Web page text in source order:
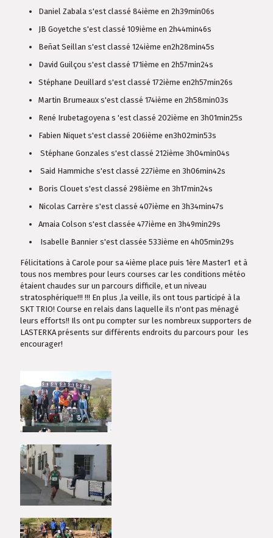
Daniel Zabala s'est classé 84ième en 2h39min06s
JB Goyetche s'est classé 109ième en 2h44min46s
Beñat Seillan s'est classé 124ième en2h28min45s
David Guilçou s'est classé 171ième en 2h57min24s
Stéphane Deuillard s'est classé 172ième en2h57min26s
Martin Brumeaux s'est classé 174ième en 2h58min03s
René Irubetagoyena s 'est classé 202ième en 3h01min25s
Fabien Niquet s'est classé 206ième en3h02min53s
Stéphane Gonzales s'est classé 212ième 3h04min04s
Said Hammiche s'est classé 227ième en 3h06min42s
Boris Clouet s'est classé 298ième en 3h17min24s
Nicolas Carrère s'est classé 407ième en 3h34min47s
Amaia Colson s'est classée 477ième en 3h49min29s
Isabelle Bannier s'est classée 533ième en 4h05min29s
Félicitations à Carole pour sa 4ième place puis 1ère Master1 et à
tous nos membres pour leurs courses car les conditions météo
étaient chaudes sur un parcours difficile, et un niveau
stratosphérique!!! !!! En plus ,la veille, ils ont tous participé à la
SKT TRIO! Course en relais dans laquelle ils n'ont pas ménagé
leurs efforts!! Ils ont pu compter sur les nombreux supporters de
LASTERKA présents sur différents endroits du parcours pour les
encourager!